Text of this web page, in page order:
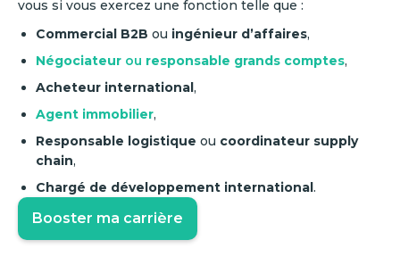
vous si vous exercez une fonction telle que :
Commercial B2B ou ingénieur d’affaires,
Négociateur ou responsable grands comptes,
Acheteur international,
Agent immobilier,
Responsable logistique ou coordinateur supply
chain,
Chargé de développement international.
Booster ma carrière